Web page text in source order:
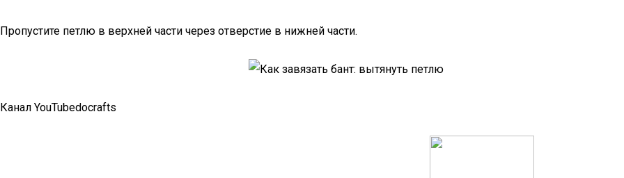
Пропустите петлю в верхней части через отверстие в нижней части.
Канал YouTubedocrafts